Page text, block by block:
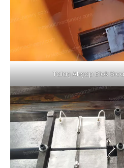
Talaş Ahşap Blok